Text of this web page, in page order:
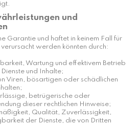
und
Garantie und haftet in keinem Fall für
werden könnten durch:
Wartung und effektivem Betrieb
und Inhalte;
Viren, bösartigen oder schädlichen
betrügerische oder
dieser rechtlichen Hinweise;
Qualität, Zuverlässigkeit,
der Dienste, die von Dritten